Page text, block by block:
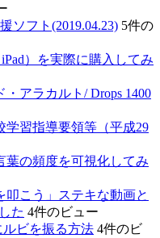
ソフト(2019.04.23) 5件の
）を実際に購入してみ
アラカルト/ Drops 1400
学習指導要領等（平成29
葉の頻度を可視化してみ
叩こう」ステキな動画と
た 4件のビュー
ルビを振る方法 4件のビ